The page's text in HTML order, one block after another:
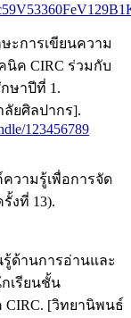
ะการเขียนความ
นิค CIRC ร่วมกับ
ษาปีที่ 1.
ยศิลปากร].
123456789
วามรู้เพื่อการจัด
งที่ 13).
รู้ด้านการอ่านและ
เรียนชั้น
CIRC. [วิทยานิพนธ์